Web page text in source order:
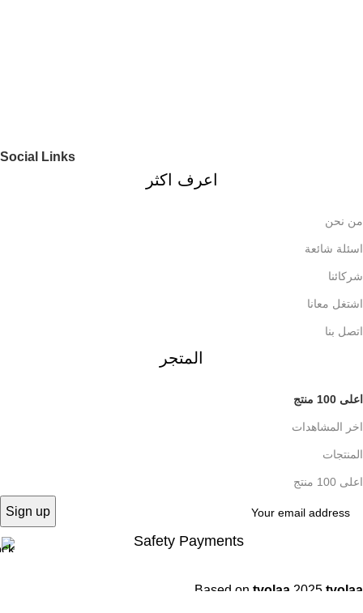
Social Links
اعرف اكثر
من نحن
اسئلة شائعة
شركائنا
اشتغل معانا
اتصل بنا
المتجر
اعلى 100 منتج
اخر المشاهدات
المنتجات
اعلى 100 منتج
Safety Payments
Based on tvolaa 2025 tvolaa